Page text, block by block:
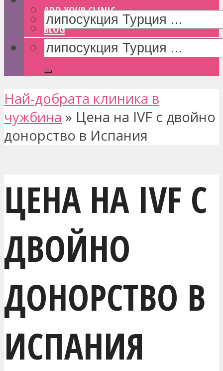
ADD YOUR CLINIC
BLOG
Най-добрата клиника в
чужбина » Цена на IVF с двойно
донорство в Испания
ЦЕНА НА IVF С
ДВОЙНО
ДОНОРСТВО В
ИСПАНИЯ